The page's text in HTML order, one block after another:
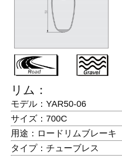
リム：
モデル：YAR50-06
サイズ：700C
用途：ロードリムブレーキ
タイプ：チューブレス